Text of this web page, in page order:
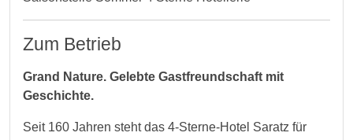
Zum Betrieb
Grand Nature. Gelebte Gastfreundschaft mit
Geschichte.
Seit 160 Jahren steht das 4-Sterne-Hotel Saratz für